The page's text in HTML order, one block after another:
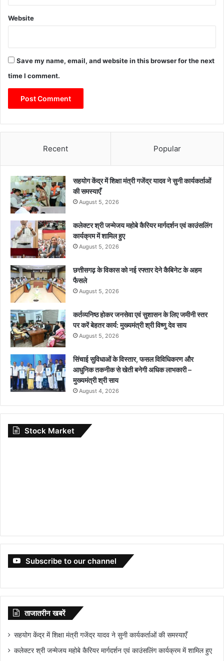
Website
Save my name, email, and website in this browser for the next
time I comment.
Recent Popular
सहयोग केंद्र में शिक्षा मंत्री गजेंद्र यादव ने सुनी कार्यकर्ताओं
की समस्याएँ
August 5, 2026
कलेक्टर श्री जन्मेजय महोबे कैरियर मार्गदर्शन एवं काउंसलिंग
कार्यक्रम में शामिल हुए
August 5, 2026
छत्तीसगढ़ के विकास को नई रफ्तार देने कैबिनेट के अहम
फैसले
August 5, 2026
कर्तव्यनिष्ठ होकर जनसेवा एवं सुशासन के लिए जमीनी स्तर
पर करें बेहतर कार्य: मुख्यमंत्री श्री विष्णु देव साय
August 5, 2026
सिंचाई सुविधाओं के विस्तार, फसल विविधिकरण और
आधुनिक तकनीक से खेती बनेगी अधिक लाभकारी –
मुख्यमंत्री श्री साय
August 4, 2026
Stock Market
Subscribe to our channel
ताजातरीन खबरें
सहयोग केंद्र में शिक्षा मंत्री गजेंद्र यादव ने सुनी कार्यकर्ताओं की समस्याएँ
कलेक्टर श्री जन्मेजय महोबे कैरियर मार्गदर्शन एवं काउंसलिंग कार्यक्रम में शामिल हुए